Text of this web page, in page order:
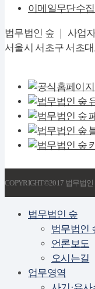
이메일무단수
법무법인 숲 ｜ 사업
서울시 서초구 서초
COPYRIGHT©2017 법무법인
법무법인 숲
법무법인
언론보도
오시는길
업무영역